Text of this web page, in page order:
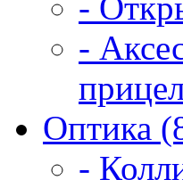
-
Оптика
-